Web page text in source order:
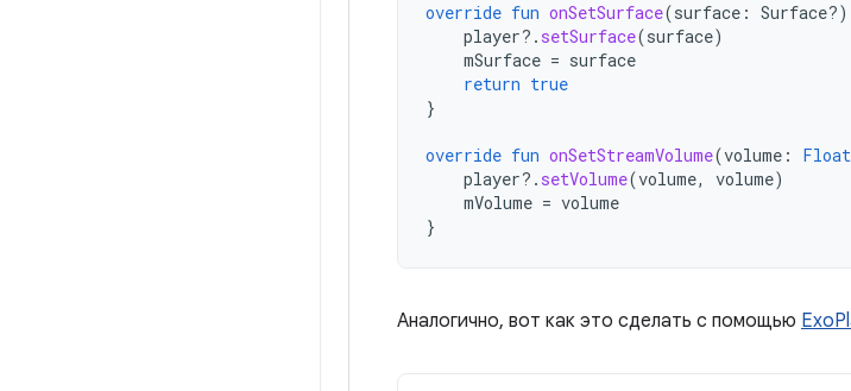
override fun onSetSurface(surface : Surface?)
player?. setSurface(surface)
mSurface = surface
return true
}
override fun onSetStreamVolume(volume : Float
player?. setVolume(volume, volume)
mVolume = volume
}
Аналогично, вот как это сделать с помощью